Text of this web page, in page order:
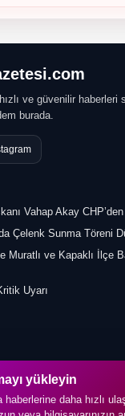
ve güvenilir
burada.
Vahap Akay
Çelenk Sunma Töreni
Muratlı ve Kapaklı İlçe
Uyarı
yükleyin
haberlerine daha hızlı